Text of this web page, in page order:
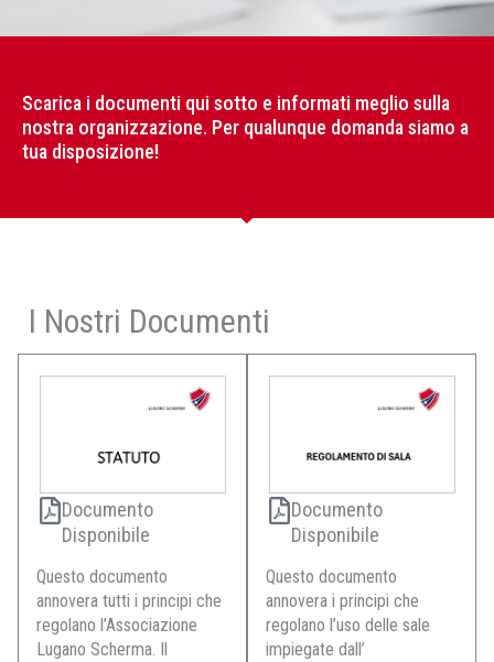
Scarica i documenti qui sotto e informati meglio sulla
nostra organizzazione. Per qualunque domanda siamo a
tua disposizione!
I Nostri Documenti
Documento
Disponibile
Questo documento
annovera tutti i principi che
regolano l’Associazione
Lugano Scherma. Il
Documento
Disponibile
Questo documento
annovera i principi che
regolano l’uso delle sale
impiegate dall’